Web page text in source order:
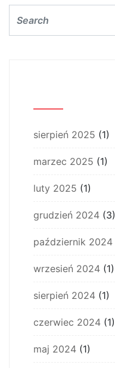
sierpień 2025 (1)
marzec 2025 (1)
luty 2025 (1)
grudzień 2024 (3)
październik 2024
wrzesień 2024 (1)
sierpień 2024 (1)
czerwiec 2024 (1)
maj 2024 (1)